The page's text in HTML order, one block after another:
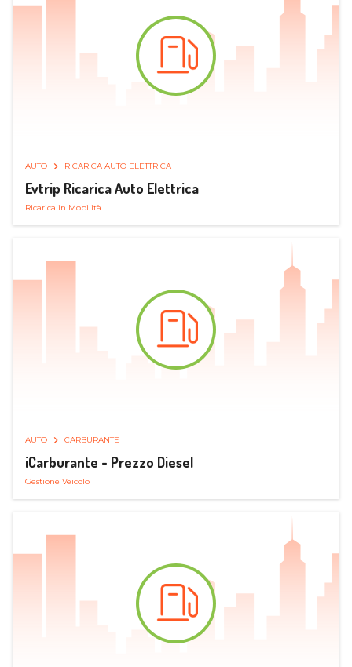
AUTO RICARICA AUTO ELETTRICA
Evtrip Ricarica Auto Elettrica
Ricarica in Mobilità
AUTO CARBURANTE
iCarburante - Prezzo Diesel
Gestione Veicolo